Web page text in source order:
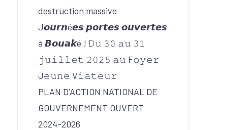
destruction massive
J𝙤𝙪𝙧𝙣é𝙚𝙨 𝙥𝙤𝙧𝙩𝙚𝙨 𝙤𝙪𝙫𝙚𝙧𝙩𝙚𝙨
à 𝘽𝙤𝙪𝙖𝙠é ! 𝙳𝚞 𝟹𝟶 𝚊𝚞 𝟹𝟷
𝚓𝚞𝚒𝚕𝚕𝚎𝚝 𝟸𝟶𝟸𝟻 𝚊𝚞 F𝚘𝚢𝚎𝚛
J𝚎𝚞𝚗𝚎 V𝚒𝚊𝚝𝚎𝚞𝚛
PLAN D’ACTION NATIONAL DE
GOUVERNEMENT OUVERT
2024-2026